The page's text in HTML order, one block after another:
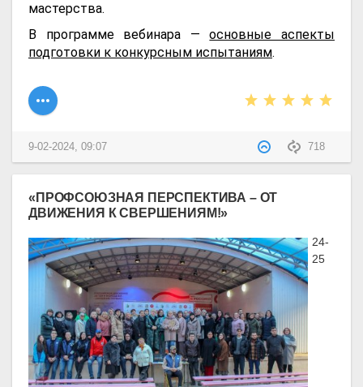
мастерства.
В программе вебинара —основные аспекты
подготовки к конкурсным испытаниям.
718
9-02-2024, 09:07
«ПРОФСОЮЗНАЯ ПЕРСПЕКТИВА – ОТ
ДВИЖЕНИЯ К СВЕРШЕНИЯМ!»
24-
25